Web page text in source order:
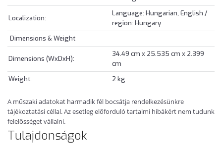
Localization:
Language: Hungarian, English /
region: Hungary
Dimensions & Weight
Dimensions (WxDxH):
34.49 cm x 25.535 cm x 2.399
cm
Weight:
2 kg
A műszaki adatokat harmadik fél bocsátja rendelkezésünkre
tájékoztatási céllal. Az esetleg előforduló tartalmi hibákért nem tudunk
felelősséget vállalni.
Tulajdonságok